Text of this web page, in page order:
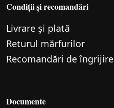
Condiții și recomandări
Livrare și plată
Returul mărfurilor
Recomandări de îngrijire
Documente